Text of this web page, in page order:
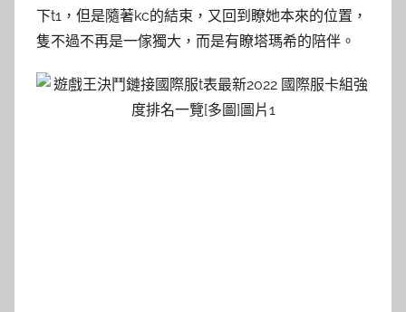
下t1，但是隨著kc的結束，又回到瞭她本來的位置，
隻不過不再是一傢獨大，而是有瞭塔瑪希的陪伴。